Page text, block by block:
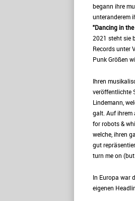
begann ihre
unteranderem
"Dancing in
2021 steht sie
Records unter
Punk Größen
Ihren
veröffentlichte
Lindemann,
galt. Auf ihrem
for robots &
welche, ihren
gut
turn me on (but
In Europa war
eigenen